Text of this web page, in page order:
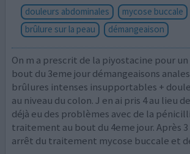
douleurs abdominales
mycose buccale
brûlure sur la peau
démangeaison
On m a prescrit de la piyostacine pour
bout du 3eme jour démangeaisons
brûlures intenses insupportables +
au niveau du colon. J en ai pris 4 au lieu
déjà eu des problèmes avec de la
traitement au bout du 4eme jour. Après 3
arrêt du traitement mycose buccale et